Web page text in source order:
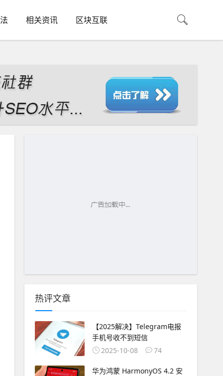
相关资讯 区块互联
热评文章
【2025解决】Telegram电报
手机号收不到短信
2025-10-08
74
华为鸿蒙 HarmonyOS 4.2 安